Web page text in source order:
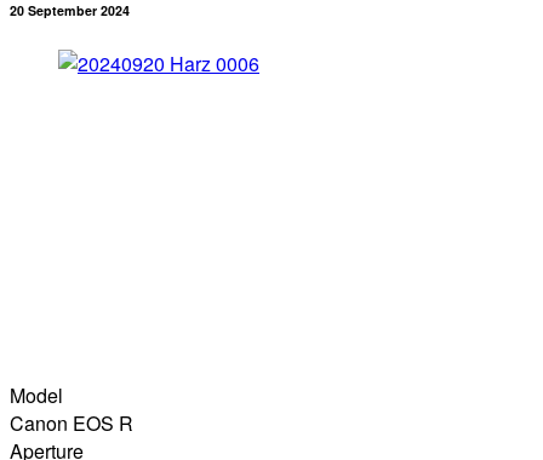
20 September 2024
Model
Canon EOS R
Aperture